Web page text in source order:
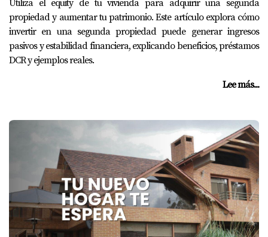
Utiliza el equity de tu vivienda para adquirir una segunda
propiedad y aumentar tu patrimonio. Este artículo explora cómo
invertir en una segunda propiedad puede generar ingresos
pasivos y estabilidad financiera, explicando beneficios, préstamos
DCR y ejemplos reales.
Lee más...